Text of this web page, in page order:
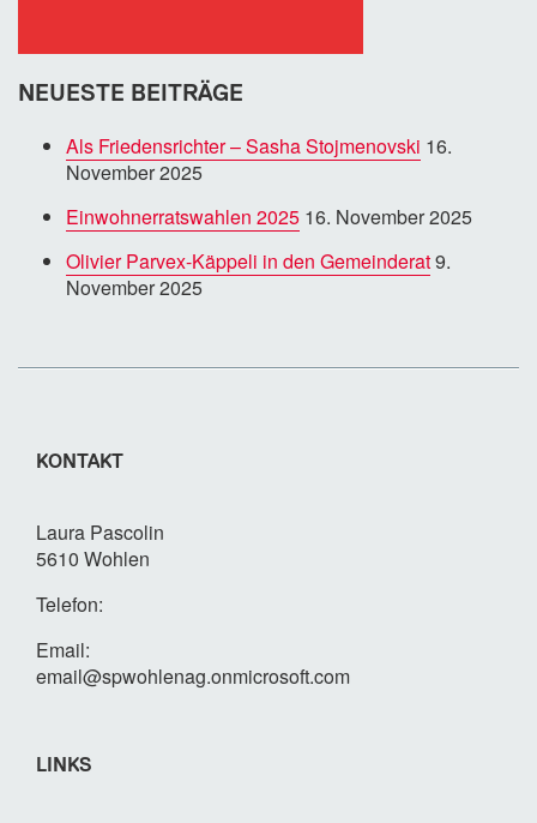
NEUESTE BEITRÄGE
Als Friedensrichter – Sasha Stojmenovski 16.
November 2025
Einwohnerratswahlen 2025 16. November 2025
Olivier Parvex-Käppeli in den Gemeinderat9.
November 2025
KONTAKT
Laura Pascolin
5610 Wohlen
Telefon:
Email:
email@spwohlenag.onmicrosoft.com
LINKS